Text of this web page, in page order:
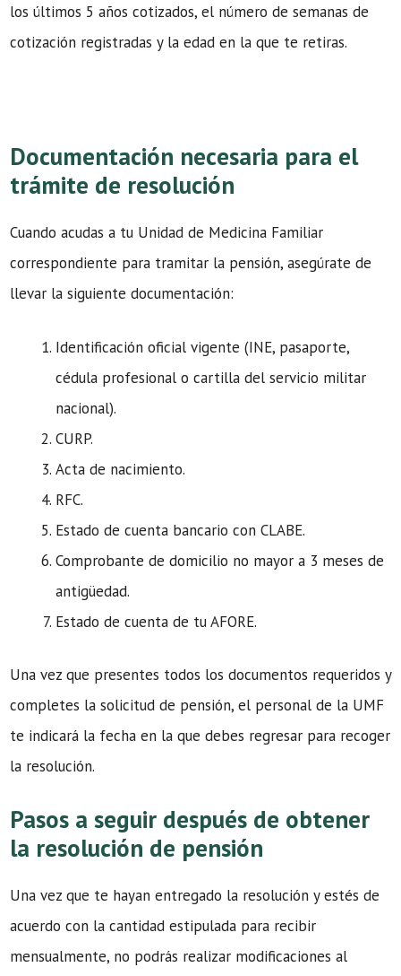
los últimos 5 años cotizados, el número de semanas de
cotización registradas y la edad en la que te retiras.
Documentación necesaria para el
trámite de resolución
Cuando acudas a tu Unidad de Medicina Familiar
correspondiente para tramitar la pensión, asegúrate de
llevar la siguiente documentación:
Identificación oficial vigente (INE, pasaporte,
cédula profesional o cartilla del servicio militar
nacional).
CURP.
Acta de nacimiento.
RFC.
Estado de cuenta bancario con CLABE.
Comprobante de domicilio no mayor a 3 meses de
antigüedad.
Estado de cuenta de tu AFORE.
Una vez que presentes todos los documentos requeridos y
completes la solicitud de pensión, el personal de la UMF
te indicará la fecha en la que debes regresar para recoger
la resolución.
Pasos a seguir después de obtener
la resolución de pensión
Una vez que te hayan entregado la resolución y estés de
acuerdo con la cantidad estipulada para recibir
mensualmente, no podrás realizar modificaciones al